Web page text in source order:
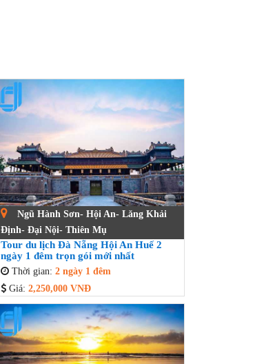
Ngũ Hành Sơn- Hội An- Lăng Khải
Định- Đại Nội- Thiên Mụ
Tour du lịch Đà Nẵng Hội An Huế 2
ngày 1 đêm trọn gói mới nhất
Thời gian:2 ngày 1 đêm
Giá:2,250,000 VNĐ